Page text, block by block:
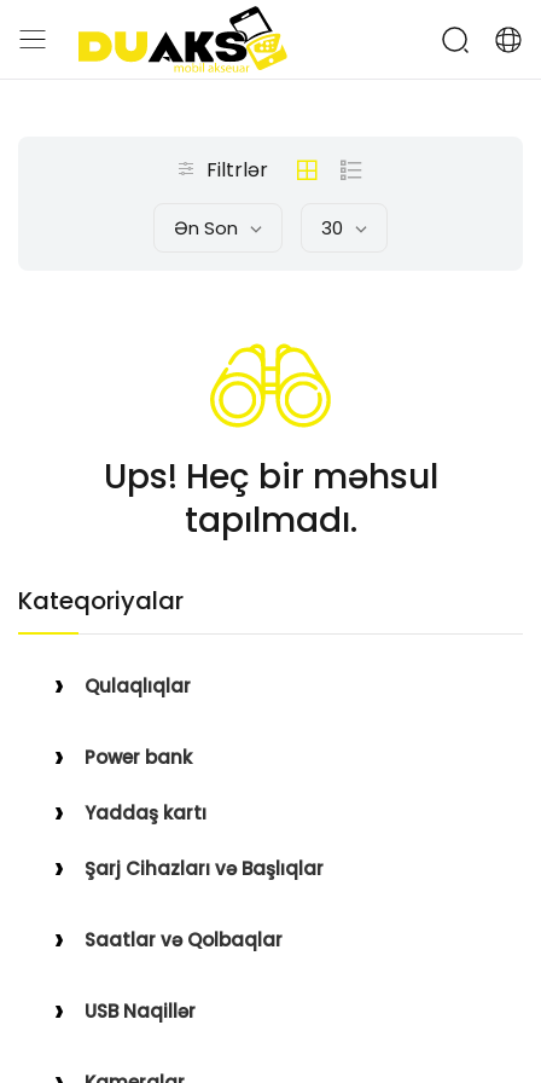
Kateqoriyalar
Qulaqlıqlar
Qulaqüstü
Power bank
Yaddaş kartı
Şarj Cihazları və Başlıqlar
Saatlar və Qolbaqlar
Saat Qolbaqları
USB Naqillər
Filtrlər
Ən Son 30
Ups! Heç bir məhsul
tapılmadı.